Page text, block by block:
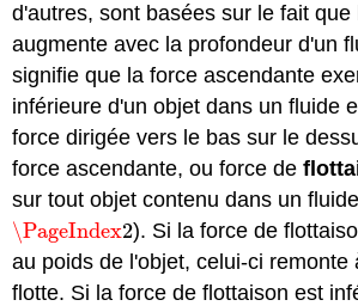
d'autres, sont basées sur le fait que
augmente avec la profondeur d'un
signifie que la force ascendante
inférieure d'un objet dans un fluide
force dirigée vers le bas sur le
force ascendante, ou force de
sur tout objet contenu dans un
\PageIndex2
\PageIndex2). Si la force de
au poids de l'objet, celui-ci remonte
flotte. Si la force de flottaison est